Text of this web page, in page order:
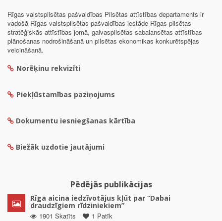
Rīgas valstspilsētas pašvaldības Pilsētas attīstības departaments ir
vadošā Rīgas valstspilsētas pašvaldības iestāde Rīgas pilsētas
stratēģiskās attīstības jomā, galvaspilsētas sabalansētas attīstības
plānošanas nodrošināšanā un pilsētas ekonomikas konkurētspējas
veicināšanā.
Norēķinu rekvizīti
Piekļūstamības paziņojums
Dokumentu iesniegšanas kārtība
Biežāk uzdotie jautājumi
Pēdējās publikācijas
Rīga aicina iedzīvotājus kļūt par “Dabai
draudzīgiem rīdziniekiem”
1901 Skatīts
1 Patīk